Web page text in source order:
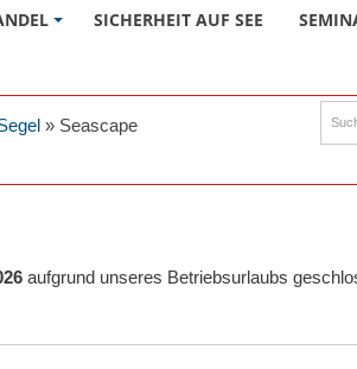
SICHERHEIT AUF SEE
» Seascape
aufgrund unseres Betriebsurlaubs